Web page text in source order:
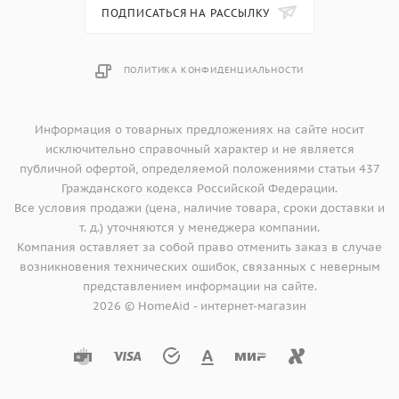
- Галогенное освещение
- 1 эмалированный противень; 1 эмалированный
ПОДПИСАТЬСЯ НА РАССЫЛКУ
ПОЛИТИКА КОНФИДЕНЦИАЛЬНОСТИ
Информация о товарных предложениях на сайте носит
исключительно справочный характер и не является
публичной офертой, определяемой положениями статьи 437
Гражданского кодекса Российской Федерации.
Все условия продажи (цена, наличие товара, сроки доставки и
т. д.) уточняются у менеджера компании.
Компания оставляет за собой право отменить заказ в случае
возникновения технических ошибок, связанных с неверным
представлением информации на сайте.
2026 © HomeAid - интернет-магазин